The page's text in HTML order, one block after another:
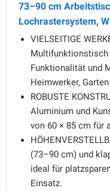
73–90 cm
Lochrastersystem,
VIELSEITIGE
Funktionalität und
Heimwerker,
ROBUSTE
Aluminium und
von 60 × 85 cm für
(73–90 cm) und
ideal für
Einsatz.